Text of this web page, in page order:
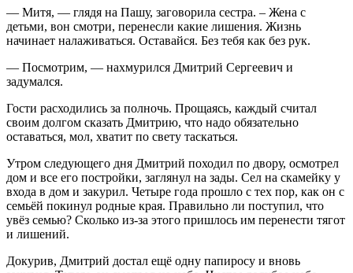
— Митя, — глядя на Пашу, заговорила сестра. – Жена с
детьми, вон смотри, перенесли какие лишения. Жизнь
начинает налаживаться. Оставайся. Без тебя как без рук.
— Посмотрим, — нахмурился Дмитрий Сергеевич и
задумался.
Гости расходились за полночь. Прощаясь, каждый считал
своим долгом сказать Дмитрию, что надо обязательно
оставаться, мол, хватит по свету таскаться.
Утром следующего дня Дмитрий походил по двору, осмотрел
дом и все его постройки, заглянул на зады. Сел на скамейку у
входа в дом и закурил. Четыре года прошло с тех пор, как он с
семьёй покинул родные края. Правильно ли поступил, что
увёз семью? Сколько из-за этого пришлось им перенести тягот
и лишений.
Докурив, Дмитрий достал ещё одну папиросу и вновь